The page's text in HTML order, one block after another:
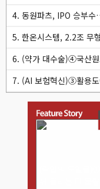
4. 동원파츠, IPO 승부
5. 한온시스템, 2.2조 무
6. (약가 대수술)④국산
7. (AI 보험혁신)③활용